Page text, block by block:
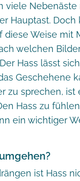
viele Nebenäste
Hauptast. Doch
diese Weise mit
welchen
Hass lässt
Geschehene
zu sprechen, ist
Hass zu
ein wichtiger
ist Hass